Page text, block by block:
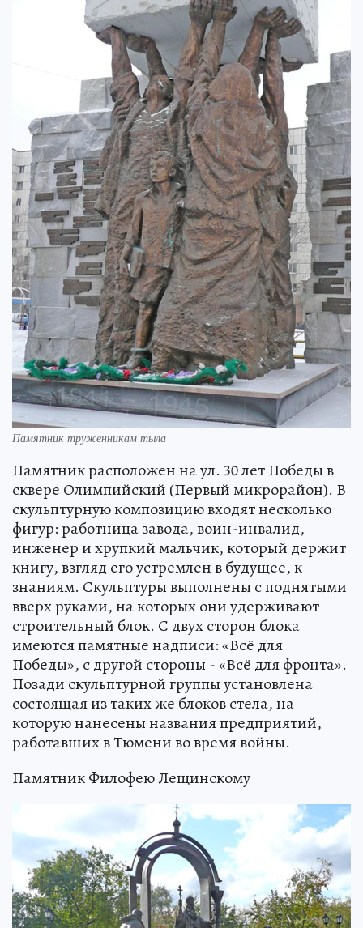
Памятник труженникам тыла
Памятник расположен на ул. 30 лет Победы в
сквере Олимпийский (Первый микрорайон). В
скульптурную композицию входят несколько
фигур: работница завода, воин-инвалид,
инженер и хрупкий мальчик, который держит
книгу, взгляд его устремлен в будущее, к
знаниям. Скульптуры выполнены с поднятыми
вверх руками, на которых они удерживают
строительный блок. С двух сторон блока
имеются памятные надписи: «Всё для
Победы», с другой стороны - «Всё для фронта».
Позади скульптурной группы установлена
состоящая из таких же блоков стела, на
которую нанесены названия предприятий,
работавших в Тюмени во время войны.
Памятник Филофею Лещинскому